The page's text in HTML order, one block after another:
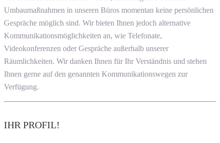
Umbaumaßnahmen in unseren Büros momentan keine persönlichen
Gespräche möglich sind. Wir bieten Ihnen jedoch alternative
Kommunikationsmöglichkeiten an, wie Telefonate,
Videokonferenzen oder Gespräche außerhalb unserer
Räumlichkeiten. Wir danken Ihnen für Ihr Verständnis und stehen
Ihnen gerne auf den genannten Kommunikationswegen zur
Verfügung.
IHR PROFIL!